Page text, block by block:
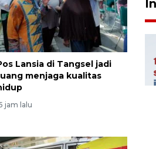
Lansia di Tangsel jadi
menjaga kualitas
jam lalu